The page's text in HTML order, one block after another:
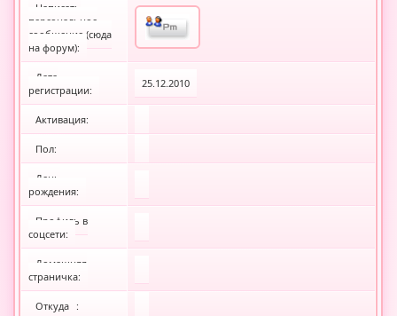
Написать
персональное
сообщение (сюда
на форум):
Дата
регистрации:
25.12.2010
Активация:
Пол:
День
рождения:
Профиль в
соцсети:
Домашняя
страничка:
Откуда :